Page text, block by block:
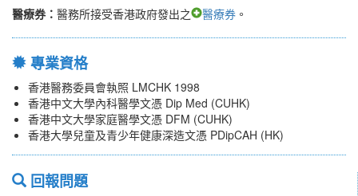
醫療券： 醫務所接受香港政府發出之 醫療券 。
專業資格
香港醫務委員會執照 LMCHK 1998
香港中文大學內科醫學文憑 Dip Med (CUHK)
香港中文大學家庭醫學文憑 DFM (CUHK)
香港大學兒童及青少年健康深造文憑 PDipCAH (HK)
回報問題